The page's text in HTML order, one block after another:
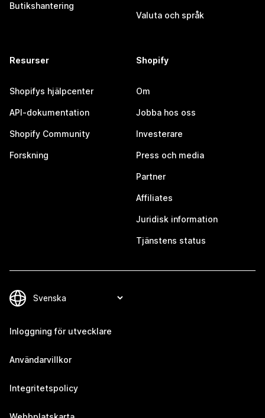
Butikshantering
Valuta och språk
Resurser
Shopifys hjälpcenter
API-dokumentation
Shopify Community
Forskning
Shopify
Om
Jobba hos oss
Investerare
Press och media
Partner
Affiliates
Juridisk information
Tjänstens status
Inloggning för utvecklare
Användarvillkor
Integritetspolicy